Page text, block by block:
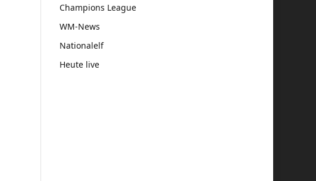
Champions League
WM-News
Nationalelf
Heute live